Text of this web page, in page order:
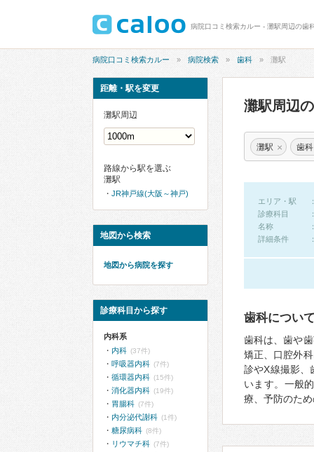
病院口コミ検索カルー - 灘駅周辺の歯
病院口コミ検索カルー 病院検索 歯科 灘駅
灘駅周辺
灘駅 × 歯科
エリア・駅
診療科目
名称
詳細条件
歯科につい
歯科は、歯や
矯正、口腔外
診やX線撮影、
います。一般
療、予防のた
距離・駅を変更
灘駅周辺
路線から駅を選ぶ
灘駅
JR神戸線(大阪～神戸)
地図から検索
地図から病院を探す
診療科目から探す
内科系
内科 (37件)
呼吸器内科 (7件)
循環器内科 (15件)
消化器内科 (19件)
胃腸科 (7件)
内分泌代謝科 (1件)
糖尿病科 (8件)
リウマチ科 (7件)